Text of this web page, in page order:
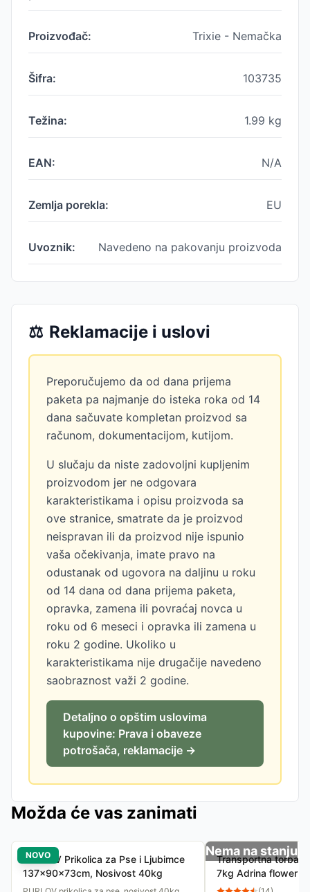
Proizvođač: Trixie - Nemačka
Šifra: 103735
Težina: 1.99 kg
EAN: N/A
Zemlja porekla: EU
Uvoznik: Navedeno na pakovanju proizvoda
⚖️ Reklamacije i uslovi
Preporučujemo da od dana prijema
paketa pa najmanje do isteka roka od 14
dana sačuvate kompletan proizvod sa
računom, dokumentacijom, kutijom.
U slučaju da niste zadovoljni kupljenim
proizvodom jer ne odgovara
karakteristikama i opisu proizvoda sa
ove stranice, smatrate da je proizvod
neispravan ili da proizvod nije ispunio
vaša očekivanja, imate pravo na
odustanak od ugovora na daljinu u roku
od 14 dana od dana prijema paketa,
opravka, zamena ili povraćaj novca u
roku od 6 meseci i opravka ili zamena u
roku 2 godine. Ukoliko u
karakteristikama nije drugačije navedeno
saobraznost važi 2 godine.
Detaljno o opštim uslovima
kupovine: Prava i obaveze
potrošača, reklamacije →
Možda će vas zanimati
NOVO
PURLOV Prikolica za Pse i Ljubimce
137x90x73cm, Nosivost 40kg
Nema na stanju
Transportna torba
7kg Adrina flower